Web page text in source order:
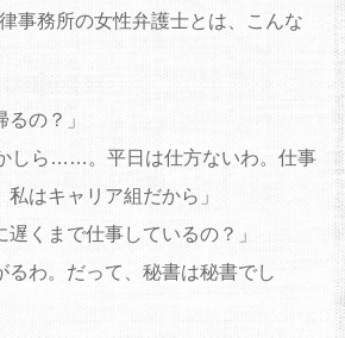
事務所の女性弁護士とは、こんな
るの？」
しら……。平日は仕方ないわ。仕事
はキャリア組だから」
遅くまで仕事しているの？」
るわ。だって、秘書は秘書でし